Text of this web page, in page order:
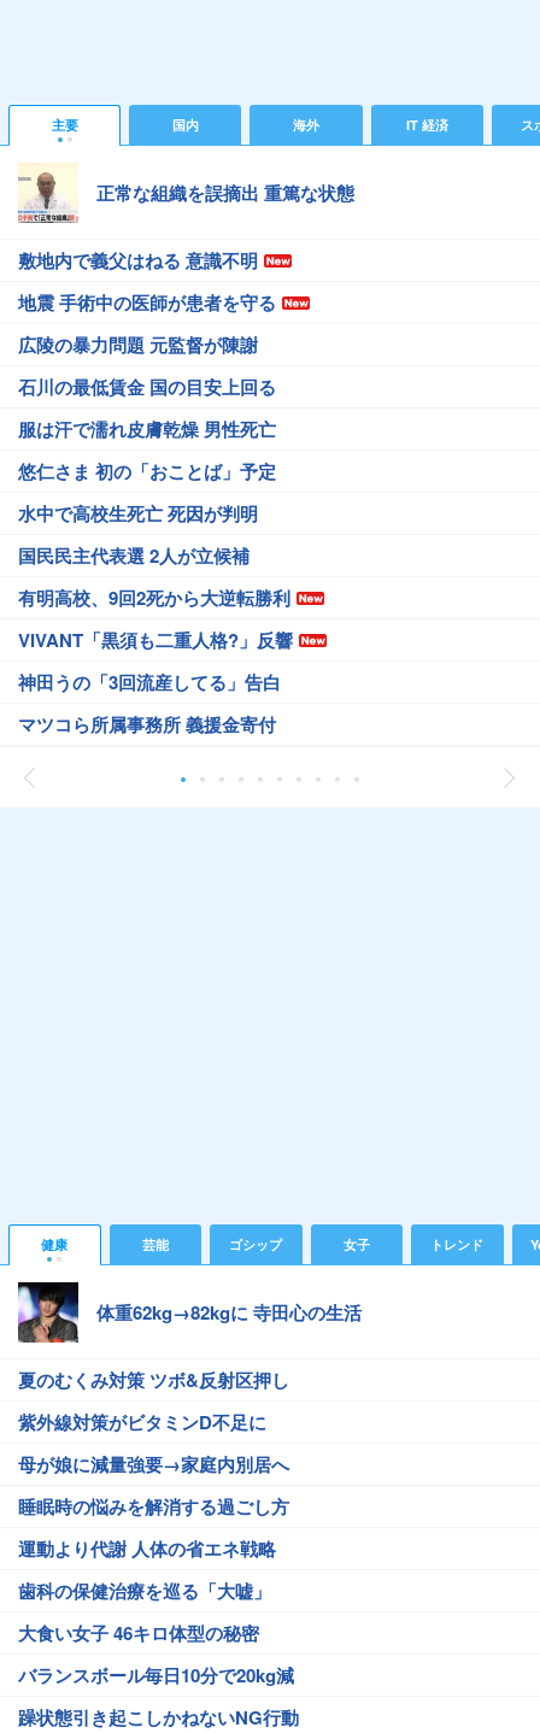
主要 国内 海外 IT 経済 ス
正常な組織を誤摘出 重篤な状態
敷地内で義父はねる 意識不明
地震 手術中の医師が患者を守る
広陵の暴力問題 元監督が陳謝
石川の最低賃金 国の目安上回る
服は汗で濡れ皮膚乾燥 男性死亡
悠仁さま 初の「おことば」予定
水中で高校生死亡 死因が判明
国民民主代表選 2人が立候補
有明高校、9回2死から大逆転勝利
VIVANT「黒須も二重人格?」反響
神田うの「3回流産してる」告白
マツコら所属事務所 義援金寄付
健康 芸能 ゴシップ 女子 トレンド
体重62kg→82kgに 寺田心の生活
夏のむくみ対策 ツボ&反射区押し
紫外線対策がビタミンD不足に
母が娘に減量強要→家庭内別居へ
睡眠時の悩みを解消する過ごし方
運動より代謝 人体の省エネ戦略
歯科の保健治療を巡る「大嘘」
大食い女子 46キロ体型の秘密
バランスボール毎日10分で20kg減
躁状態引き起こしかねないNG行動